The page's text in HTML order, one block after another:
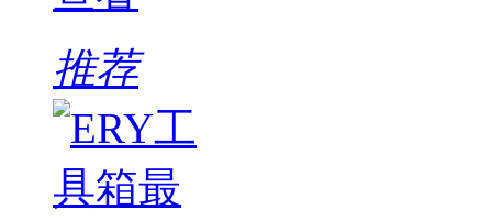
推荐